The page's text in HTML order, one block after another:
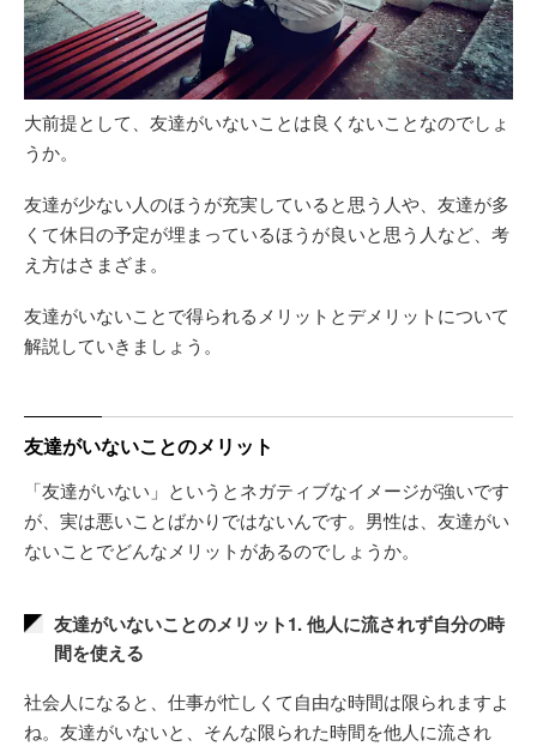
大前提として、友達がいないことは良くないことなのでしょ
うか。
友達が少ない人のほうが充実していると思う人や、友達が多
くて休日の予定が埋まっているほうが良いと思う人など、考
え方はさまざま。
友達がいないことで得られるメリットとデメリットについて
解説していきましょう。
友達がいないことのメリット
「友達がいない」というとネガティブなイメージが強いです
が、実は悪いことばかりではないんです。男性は、友達がい
ないことでどんなメリットがあるのでしょうか。
友達がいないことのメリット1. 他人に流されず自分の時
間を使える
社会人になると、仕事が忙しくて自由な時間は限られますよ
ね。友達がいないと、そんな限られた時間を他人に流され